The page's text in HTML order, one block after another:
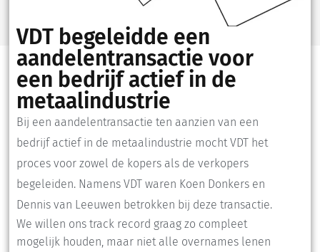
VDT begeleidde een
aandelentransactie voor
een bedrijf actief in de
metaalindustrie
Bij een aandelentransactie ten aanzien van een
bedrijf actief in de metaalindustrie mocht VDT het
proces voor zowel de kopers als de verkopers
begeleiden. Namens VDT waren Koen Donkers en
Dennis van Leeuwen betrokken bij deze transactie.
We willen ons track record graag zo compleet
mogelijk houden, maar niet alle overnames lenen